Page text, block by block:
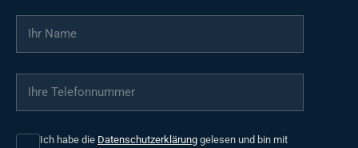
Ihr Name
Ihre Telefonnummer
Ich habe die Datenschutzerklärung gelesen und bin mit